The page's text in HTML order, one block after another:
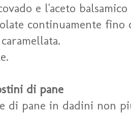
e l'aceto
continuamente
di pane
di pane in dadini non